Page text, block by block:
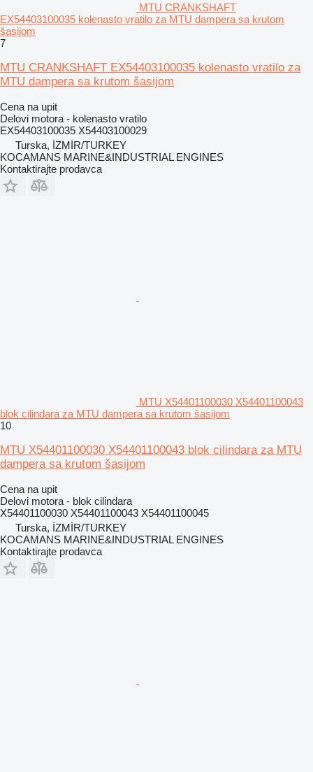
MTU CRANKSHAFT
EX54403100035 kolenasto vratilo za MTU dampera sa krutom
šasijom
7
MTU CRANKSHAFT EX54403100035 kolenasto vratilo za
MTU dampera sa krutom šasijom
Cena na upit
Delovi motora - kolenasto vratilo
EX54403100035 X54403100029
Turska, İZMİR/TURKEY
KOCAMANS MARINE&INDUSTRIAL ENGINES
Kontaktirajte prodavca
MTU X54401100030 X54401100043
blok cilindara za MTU dampera sa krutom šasijom
10
MTU X54401100030 X54401100043 blok cilindara za MTU
dampera sa krutom šasijom
Cena na upit
Delovi motora - blok cilindara
X54401100030 X54401100043 X54401100045
Turska, İZMİR/TURKEY
KOCAMANS MARINE&INDUSTRIAL ENGINES
Kontaktirajte prodavca